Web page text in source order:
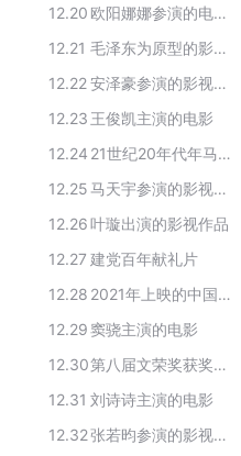
12.20
欧阳娜娜参演的电影、电视剧作品
12.21
毛泽东为原型的影视作品
12.22
安泽豪参演的影视作品
12.23 王俊凯主演的电影
12.24
21世纪20年代年马天宇出演的影视剧综艺
12.25
马天宇参演的影视作品
12.26叶璇出演的影视作品
12.27 建党百年献礼片
12.28
2021年上映的中国大陆电影
12.29窦骁主演的电影
12.30
第八届文荣奖获奖名单
12.31 刘诗诗主演的电影
12.32
张若昀参演的影视作品